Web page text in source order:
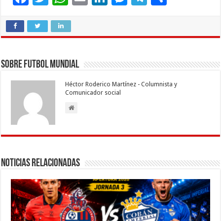
e
o
o
k
tt at
p
dI g
a
ar
r
Sobre Futbol Mundial
Héctor Roderico Martínez - Columnista y
Comunicador social
Noticias Relacionadas